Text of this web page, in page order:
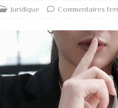
Juridique Commentaires